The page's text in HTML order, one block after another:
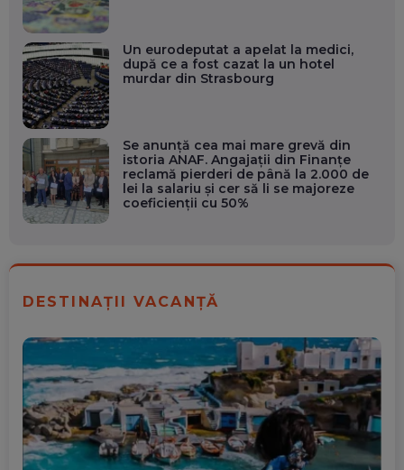
Un eurodeputat a apelat la medici,
după ce a fost cazat la un hotel
murdar din Strasbourg
Se anunță cea mai mare grevă din
istoria ANAF. Angajații din Finanțe
reclamă pierderi de până la 2.000 de
lei la salariu și cer să li se majoreze
coeficienții cu 50%
DESTINAȚII VACANȚĂ